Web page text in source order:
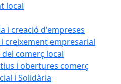
local
i creació d'empreses
creixement empresarial
comerç local
i obertures comerç
i Solidària